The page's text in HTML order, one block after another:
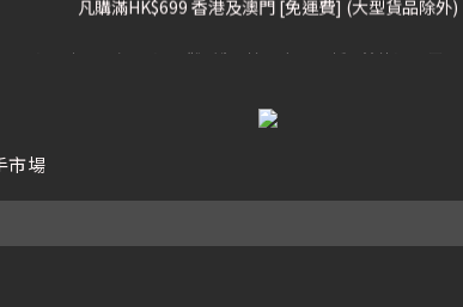
滑雪板, 固定器, 滑雪靴, 護目鏡 頭盔 , 85折 / 其他滑雪用
市場